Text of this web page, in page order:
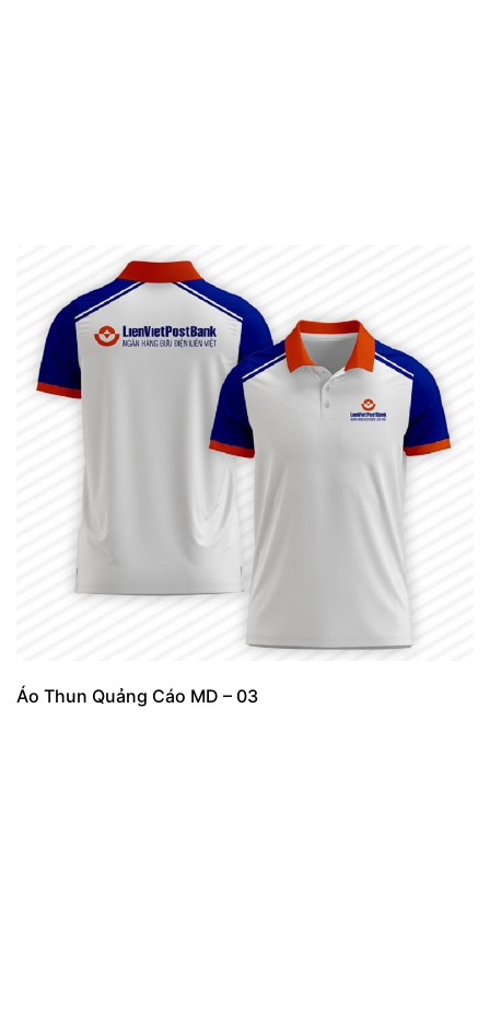
Áo Thun Quảng Cáo MD – 03